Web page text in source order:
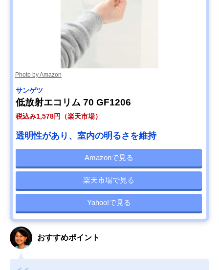
Photo by Amazon
サンゲツ
低放射エコリム 70 GF1206
税込み1,578円（楽天市場）
透明性があり、室内の明るさを維持
Amazonで見る
楽天市場で見る
Yahoo!で見る
おすすめポイント